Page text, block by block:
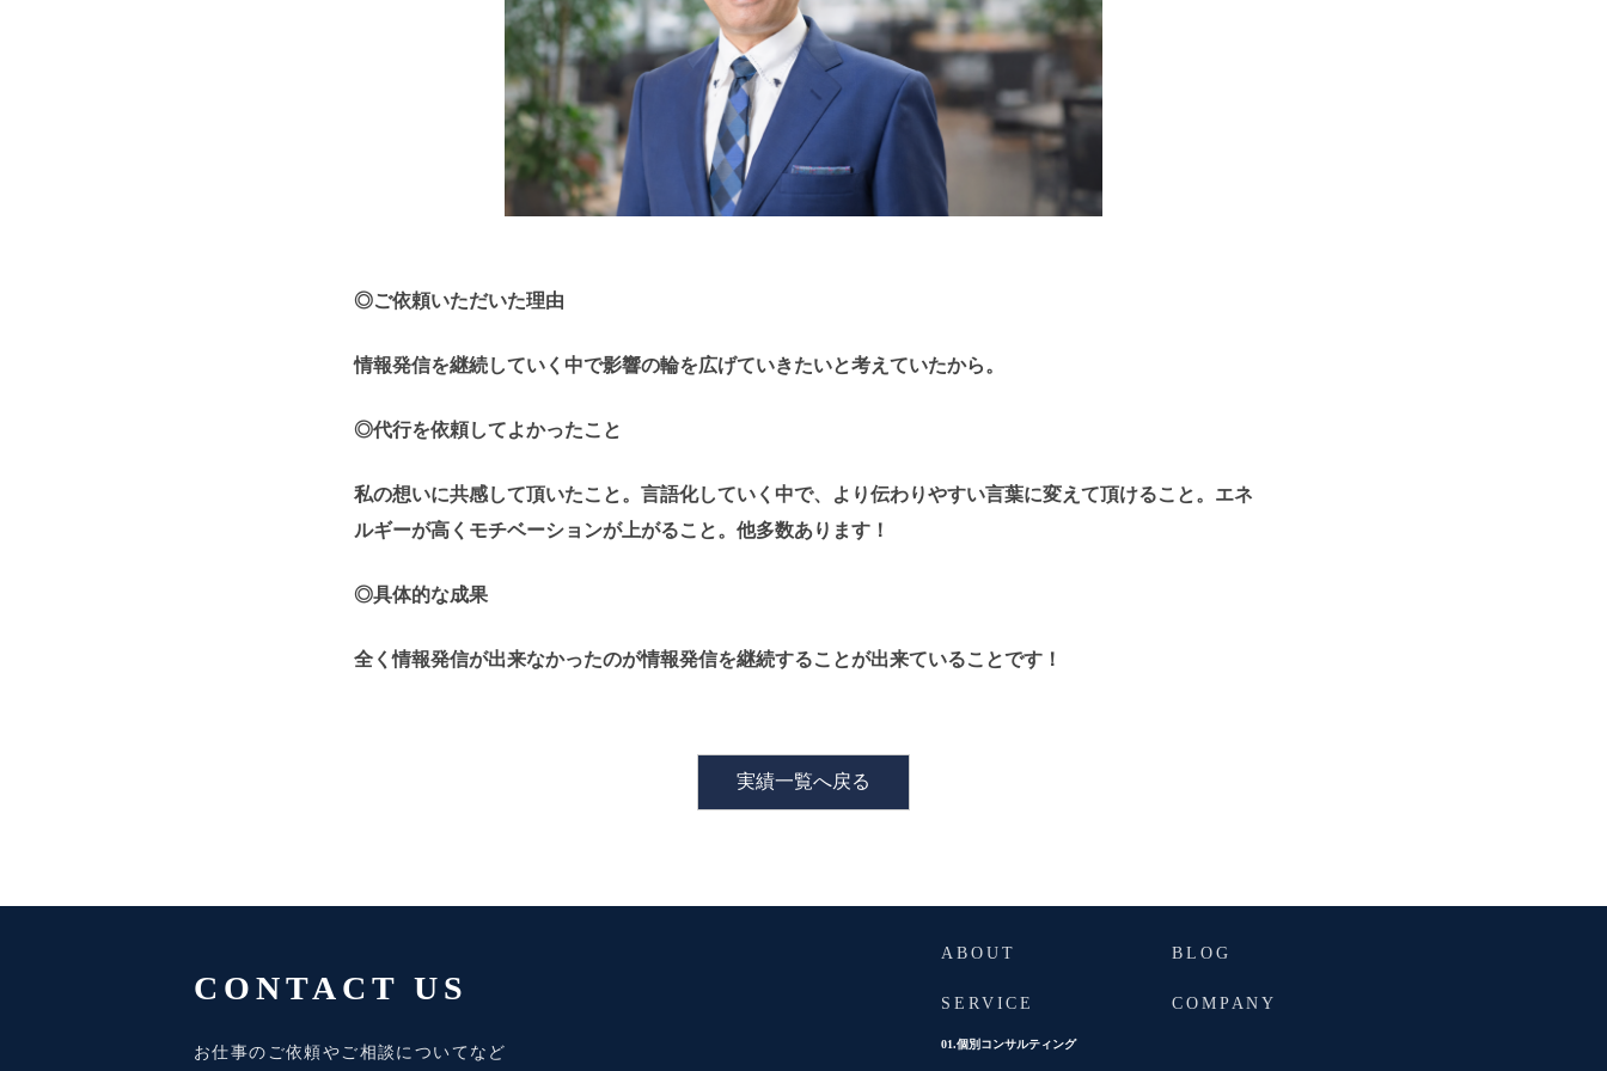
◎ご依頼いただいた理由
情報発信を継続していく中で影響の輪を広げていきたいと考えていたから。
◎代行を依頼してよかったこと
私の想いに共感して頂いたこと。言語化していく中で、より伝わりやすい言葉に変えて頂けること。エネ
ルギーが高くモチベーションが上がること。他多数あります！
◎具体的な成果
全く情報発信が出来なかったのが情報発信を継続することが出来ていることです！
実績一覧へ戻る
CONTACT US
お仕事のご依頼やご相談についてなど
ABOUT BLOG
SERVICE
01.個別コンサルティング
COMPANY